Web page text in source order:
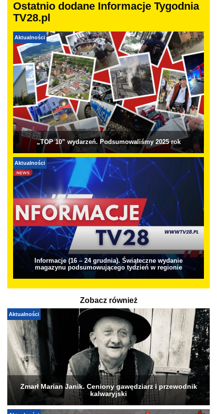
Ostatnio dodane Informacje Tygodnia
TV28.pl
Aktualności
„TOP 10” wydarzeń. Podsumowaliśmy 2025 rok
Aktualności
Informacje (16 – 24 grudnia). Świąteczne wydanie
magazynu podsumowującego tydzień w regionie
Zobacz również
Aktualności
Zmarł Marian Janik. Ceniony gawędziarz i przewodnik
kalwaryjski